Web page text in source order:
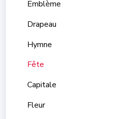
Emblème
Drapeau
Hymne
Fête
Capitale
Fleur